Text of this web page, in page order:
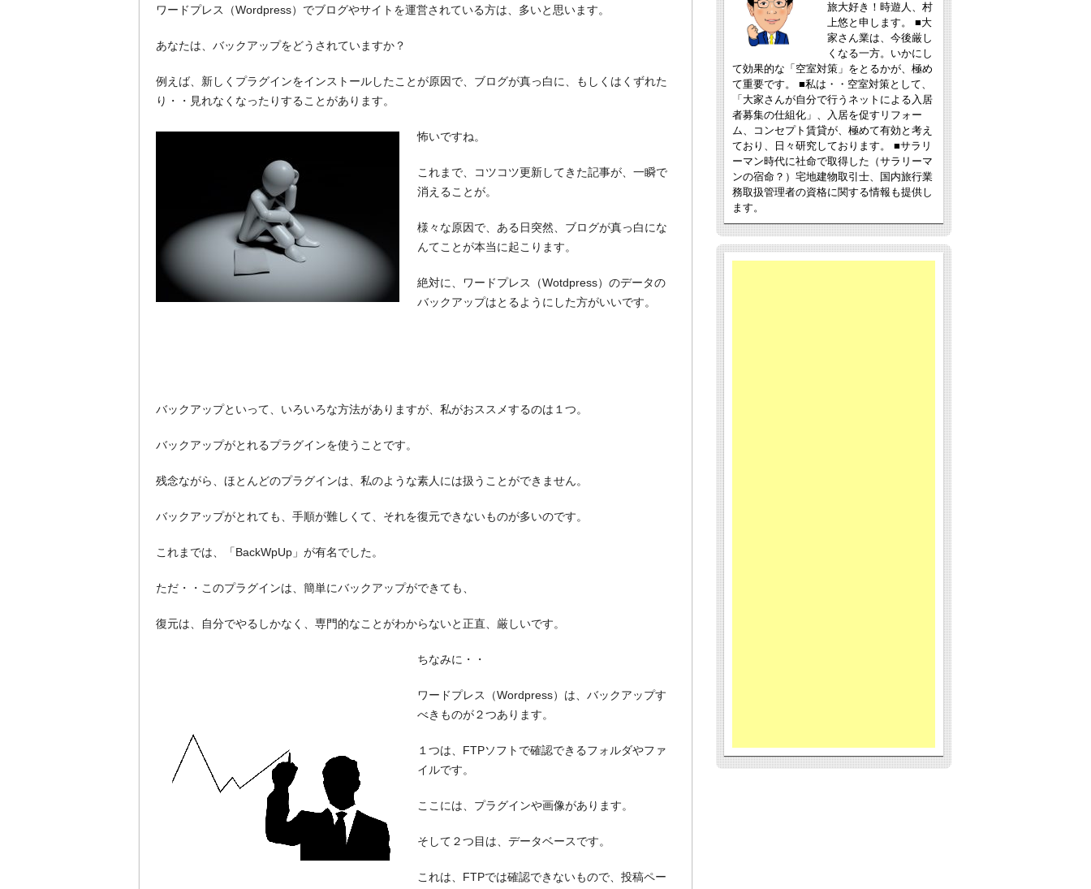
ワードプレス（Wordpress）でブログやサイトを運営されている方は、多いと思います。
あなたは、バックアップをどうされていますか？
例えば、新しくプラグインをインストールしたことが原因で、ブログが真っ白に、もしくはくずれた
り・・見れなくなったりすることがあります。
怖いですね。
これまで、コツコツ更新してきた記事が、一瞬で
消えることが。
様々な原因で、ある日突然、ブログが真っ白にな
んてことが本当に起こります。
絶対に、ワードプレス（Wotdpress）のデータの
バックアップはとるようにした方がいいです。
バックアップといって、いろいろな方法がありますが、私がおススメするのは１つ。
バックアップがとれるプラグインを使うことです。
残念ながら、ほとんどのプラグインは、私のような素人には扱うことができません。
バックアップがとれても、手順が難しくて、それを復元できないものが多いのです。
これまでは、「BackWpUp」が有名でした。
ただ・・このプラグインは、簡単にバックアップができても、
復元は、自分でやるしかなく、専門的なことがわからないと正直、厳しいです。
ちなみに・・
ワードプレス（Wordpress）は、バックアップす
べきものが２つあります。
１つは、FTPソフトで確認できるフォルダやファ
イルです。
ここには、プラグインや画像があります。
そして２つ目は、データベースです。
これは、FTPでは確認できないもので、投稿ペー
旅大好き！時遊人、村
上悠と申します。 ■大
家さん業は、今後厳し
くなる一方。いかにし
て効果的な「空室対策」をとるかが、極め
て重要です。 ■私は・・空室対策として、
「大家さんが自分で行うネットによる入居
者募集の仕組化」、入居を促すリフォー
ム、コンセプト賃貸が、極めて有効と考え
ており、日々研究しております。 ■サラリ
ーマン時代に社命で取得した（サラリーマ
ンの宿命？）宅地建物取引士、国内旅行業
務取扱管理者の資格に関する情報も提供し
ます。
サラリーマン大家さんを応援！マンション経営、アパート経営の空室対策として、入居を促すリフォー
on書籍出版、多拠点居住の暮らしぶり、旅行業務取扱管理者、宅建等資格情報も。